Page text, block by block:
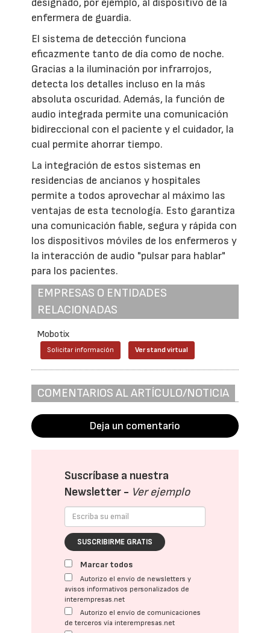
enfermera de guardia.
El sistema de detección funciona
eficazmente tanto de día como de noche.
Gracias a la iluminación por infrarrojos,
detecta los detalles incluso en la más
absoluta oscuridad. Además, la función de
audio integrada permite una comunicación
bidireccional con el paciente y el cuidador, la
cual permite ahorrar tiempo.
La integración de estos sistemas en
residencias de ancianos y hospitales
permite a todos aprovechar al máximo las
ventajas de esta tecnología. Esto garantiza
una comunicación fiable, segura y rápida con
los dispositivos móviles de los enfermeros y
la interacción de audio "pulsar para hablar"
para los pacientes.
EMPRESAS O ENTIDADES
RELACIONADAS
Mobotix
Solicitar información Ver stand virtual
COMENTARIOS AL ARTÍCULO/NOTICIA
Deja un comentario
Suscríbase a nuestra
Newsletter - Ver ejemplo
SUSCRIBIRME GRATIS
Marcar todos
Autorizo el envío de newsletters y
avisos informativos personalizados de
interempresas.net
Autorizo el envío de comunicaciones
de terceros vía interempresas.net